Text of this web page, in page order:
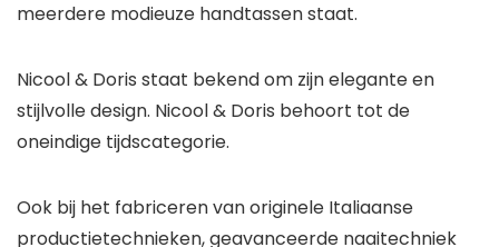
meerdere modieuze handtassen staat.
Nicool & Doris staat bekend om zijn elegante en
stijlvolle design. Nicool & Doris behoort tot de
oneindige tijdscategorie.
Ook bij het fabriceren van originele Italiaanse
productietechnieken, geavanceerde naaitechniek